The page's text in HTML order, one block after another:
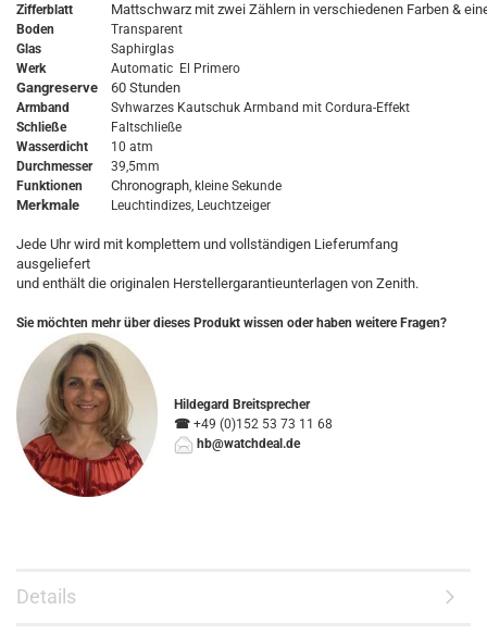
Zifferblatt
Mattschwarz mit zwei Zählern in verschiedenen Farben &
Boden
Transparent
Glas
Saphirglas
Werk
Automatic El Primero
Gangreserve 60 Stunden
Armband
Svhwarzes Kautschuk Armband mit Cordura-Effekt
Schließe
Faltschließe
Wasserdicht
10 atm
Durchmesser
39,5mm
Funktionen
Chronograph, kleine Sekunde
Merkmale Leuchtindizes, Leuchtzeiger
Jede Uhr wird mit komplettem und vollständigen Lieferumfang
ausgeliefert
und enthält die originalen Herstellergarantieunterlagen von Zenith.
Sie möchten mehr über dieses Produkt wissen oder haben weitere Fragen?
Hildegard Breitsprecher
☎ +49 (0)152 53 73 11 68
hb@watchdeal.de
Details